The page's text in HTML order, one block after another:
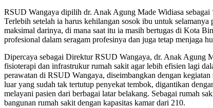
RSUD Wangaya dipilih dr. Anak Agung Made Widiasa sebagai
Terlebih setelah ia harus kehilangan sosok ibu untuk
maksimal darinya, di mana saat itu ia masih bertugas di Kota
profesional dalam seragam profesinya dan juga tetap menjaga
Dipercaya sebagai Direktur RSUD Wangaya, dr. Anak Agung
fisioterapi dan infrastrukur rumah sakit agar lebih efisien lagi
perawatan di RSUD Wangaya, diseimbangkan dengan
luar yang sudah tak tertutup penyekat tembok, digantikan
melayani pasien dari berbagai latar belakang. Sebagai rumah
bangunan rumah sakit dengan kapasitas kamar dari 210.